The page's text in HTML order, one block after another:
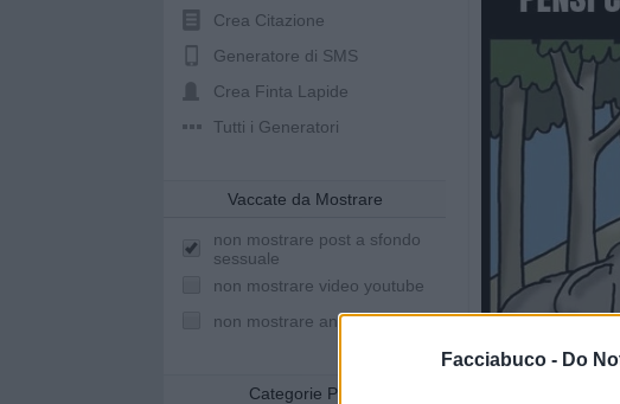
Facciabuco - Do
Crea Citazione
Generatore di SMS
Crea Finta Lapide
Tutti i Generatori
Vaccate da Mostrare
non mostrare post a sfondo
sessuale
non mostrare video youtube
non mostrare animazioni
Categorie Post